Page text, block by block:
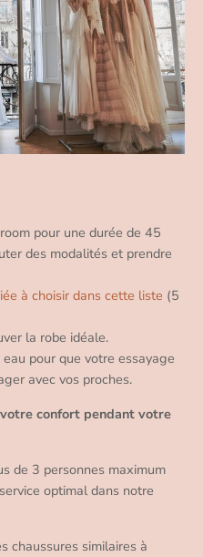
pour une durée de 45
des modalités et prendre
à choisir dans cette liste (5
la robe idéale.
pour que votre essayage
avec vos proches.
confort pendant votre
de 3 personnes maximum
optimal dans notre
chaussures similaires à